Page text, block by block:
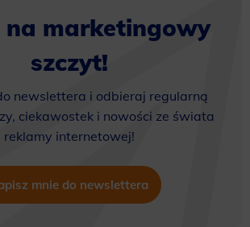
na marketingowy
szczyt!
newslettera i odbieraj regularną
ciekawostek i nowości ze świata
reklamy internetowej!
mnie do newslettera